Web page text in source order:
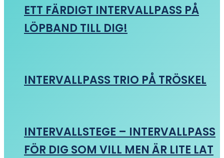
ETT FÄRDIGT INTERVALLPASS PÅ
LÖPBAND TILL DIG!
INTERVALLPASS TRIO PÅ TRÖSKEL
INTERVALLSTEGE – INTERVALLPASS
FÖR DIG SOM VILL MEN ÄR LITE LAT